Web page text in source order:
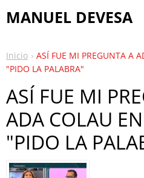
MANUEL DEVESA
Inicio
ASÍ FUE MI PREGUNTA A
"PIDO LA PALABRA"
ASÍ FUE MI
ADA COLAU
"PIDO LA